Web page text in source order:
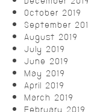
October 2019
September
August 2019
July 2019
June 2019
May 2019
April 2019
March 2019